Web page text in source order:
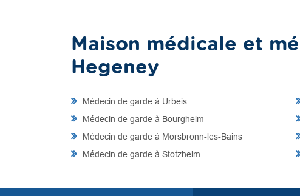
Maison médicale et
Hegeney
Médecin de garde à Urbeis
Médecin de garde à Bourgheim
Médecin de garde à Morsbronn-les-Bains
Médecin de garde à Stotzheim